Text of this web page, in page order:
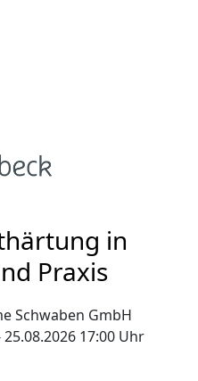
in
Praxis
Schwaben GmbH
17:00 Uhr